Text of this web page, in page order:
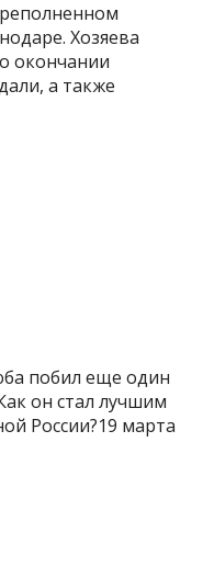
Хозяева
окончании
а также
побил еще один
он стал лучшим
России?19 марта